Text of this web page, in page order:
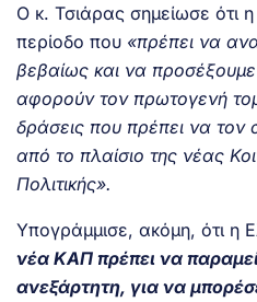
Ο κ. Τσιάρας σημείωσε ότι
περίοδο που «πρέπει να
βεβαίως και να προσέξουμε
αφορούν τον πρωτογενή
δράσεις που πρέπει να τον
από το πλαίσιο της νέας
Πολιτικής».
Υπογράμμισε, ακόμη, ότι η
νέα ΚΑΠ πρέπει να
ανεξάρτητη, για να